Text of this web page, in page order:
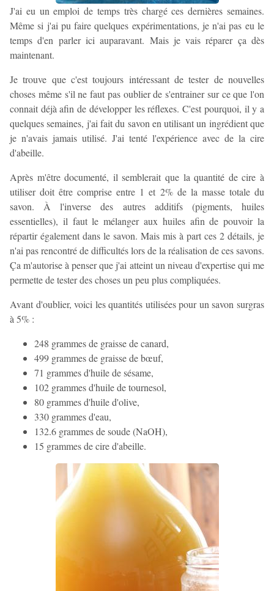
J'ai eu un emploi de temps très chargé ces dernières semaines.
Même si j'ai pu faire quelques expérimentations, je n'ai pas eu le
temps d'en parler ici auparavant. Mais je vais réparer ça dès
maintenant.
Je trouve que c'est toujours intéressant de tester de nouvelles
choses même s'il ne faut pas oublier de s'entrainer sur ce que l'on
connait déjà afin de développer les réflexes. C'est pourquoi, il y a
quelques semaines, j'ai fait du savon en utilisant un ingrédient que
je n'avais jamais utilisé. J'ai tenté l'expérience avec de la cire
d'abeille.
Après m'être documenté, il semblerait que la quantité de cire à
utiliser doit être comprise entre 1 et 2% de la masse totale du
savon. À l'inverse des autres additifs (pigments, huiles
essentielles), il faut le mélanger aux huiles afin de pouvoir la
répartir également dans le savon. Mais mis à part ces 2 détails, je
n'ai pas rencontré de difficultés lors de la réalisation de ces savons.
Ça m'autorise à penser que j'ai atteint un niveau d'expertise qui me
permette de tester des choses un peu plus compliquées.
Avant d'oublier, voici les quantités utilisées pour un savon surgras
à 5% :
248 grammes de graisse de canard,
499 grammes de graisse de bœuf,
71 grammes d'huile de sésame,
102 grammes d'huile de tournesol,
80 grammes d'huile d'olive,
330 grammes d'eau,
132.6 grammes de soude (NaOH),
15 grammes de cire d'abeille.